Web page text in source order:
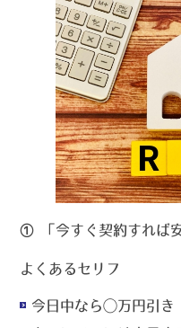
① 「今すぐ契約すれば
よくあるセリフ
今日中なら◯万円引き